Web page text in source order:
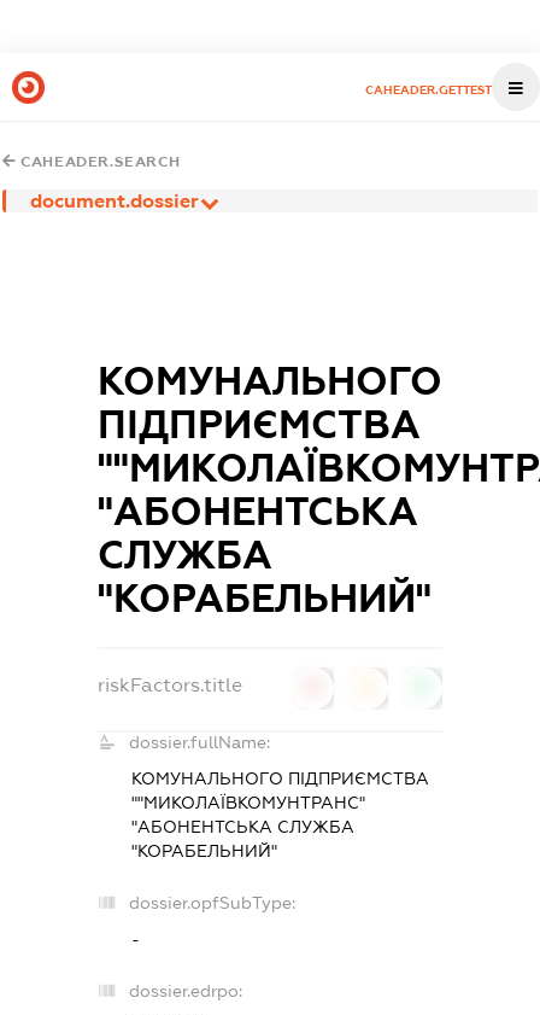
CAHEADER.GETTEST
CAHEADER.SEARCH
document.dossier
КОМУНАЛЬНОГО
ПІДПРИЄМСТВА
"АБОНЕНТСЬКА
СЛУЖБА
"КОРАБЕЛЬНИЙ"
riskFactors.title
dossier.fullName:
КОМУНАЛЬНОГО ПІДПРИЄМСТВА
""МИКОЛАЇВКОМУНТРАНС"
"АБОНЕНТСЬКА СЛУЖБА
"КОРАБЕЛЬНИЙ"
dossier.opfSubType:
-
dossier.edrpo: